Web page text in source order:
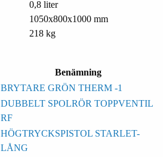
0,8 liter
1050x800x1000 mm
218 kg
Benämning
BRYTARE GRÖN THERM -1
DUBBELT SPOLRÖR TOPPVENTIL
RF
HÖGTRYCKSPISTOL STARLET-
LÅNG